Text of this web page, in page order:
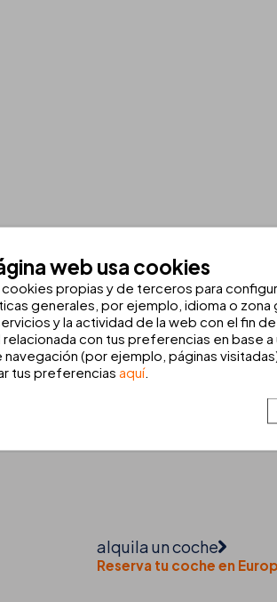
Mallorca
en el THB Niágara, un hotel de 4
como el Bamboleo y discotecas de la
web para aprovechar las
alquila un coche
Reserva tu coche en
web usa cookies
propias y de terceros para
generales, por ejemplo, idioma o zona
y la actividad de la web con el fin
con tus preferencias en base
navegación (por ejemplo, páginas
tus preferencias aquí.